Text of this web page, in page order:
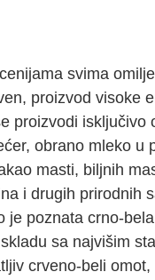
svima
proizvod visoke
proizvodi isključivo
obrano mleko u
masti, biljnih
i drugih prirodnih
je poznata crno-
sa najvišim
crveno-beli